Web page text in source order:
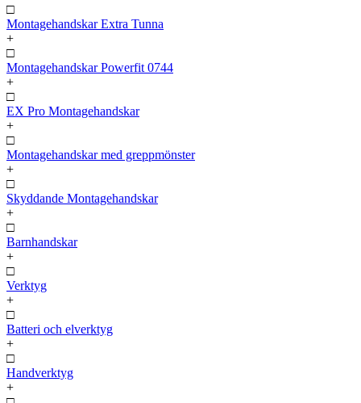
□
Montagehandskar Extra Tunna
+
□
Montagehandskar Powerfit 0744
+
□
EX Pro Montagehandskar
+
□
Montagehandskar med greppmönster
+
□
Skyddande Montagehandskar
+
□
Barnhandskar
+
□
Verktyg
+
□
Batteri och elverktyg
+
□
Handverktyg
+